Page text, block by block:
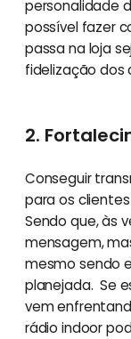
personalidade
possível fazer
passa na loja
fidelização
2.
Conseguir
para os
Sendo que, às
mensagem,
mesmo sendo
planejada. Se
vem
rádio indoor